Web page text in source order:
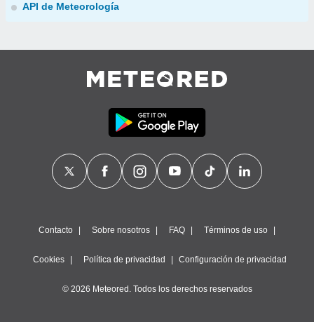
API de Meteorología
Contacto Sobre nosotros FAQ Términos de uso
Cookies Política de privacidad Configuración de privacidad
© 2026 Meteored. Todos los derechos reservados